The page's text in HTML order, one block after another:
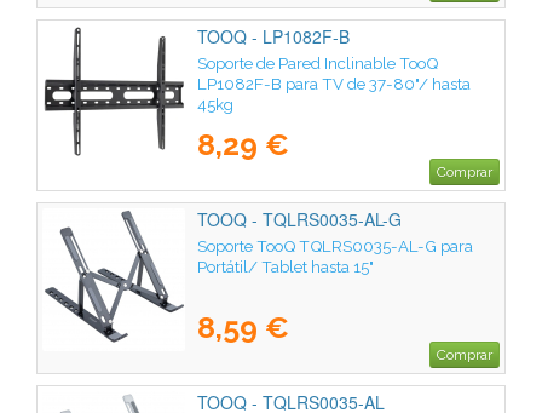
TOOQ - LP1082F-B
Soporte de Pared Inclinable TooQ
LP1082F-B para TV de 37-80"/ hasta
45kg
8,29 €
Comprar
TOOQ - TQLRS0035-AL-G
Soporte TooQ TQLRS0035-AL-G para
Portátil/ Tablet hasta 15"
8,59 €
Comprar
TOOQ - TQLRS0035-AL